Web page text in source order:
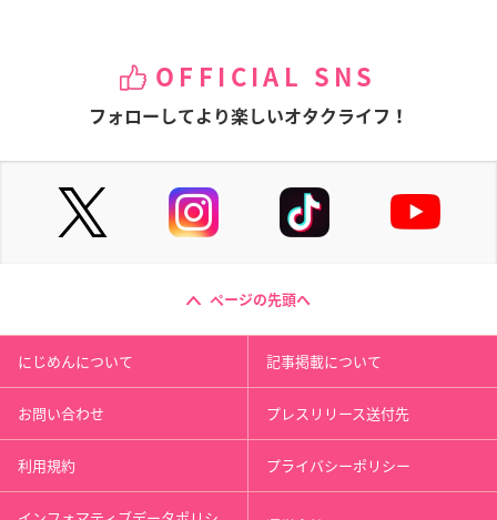
OFFICIAL SNS
フォローしてより楽しいオタクライフ！
ページの先頭へ
にじめんについて 記事掲載について
お問い合わせ プレスリリース送付先
利用規約 プライバシーポリシー